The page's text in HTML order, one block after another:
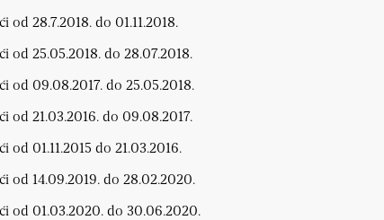
28.7.2018. do 01.11.2018.
25.05.2018. do 28.07.2018.
od 09.08.2017. do 25.05.2018.
21.03.2016. do 09.08.2017.
01.11.2015 do 21.03.2016.
od 14.09.2019. do 28.02.2020.
od 01.03.2020. do 30.06.2020.